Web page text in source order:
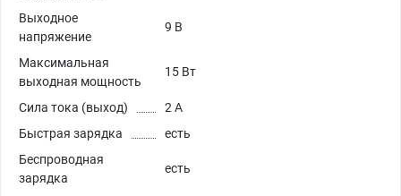
Выходное
напряжение
9 В
Максимальная
выходная мощность
15 Вт
Сила тока (выход)
2 А
Быстрая зарядка
есть
Беспроводная
зарядка
есть